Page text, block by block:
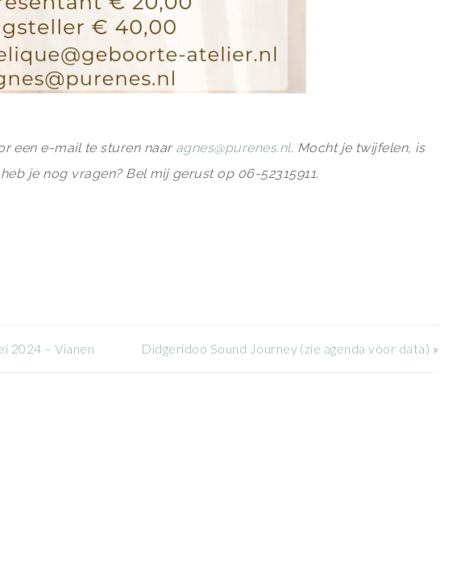
een e-mail te sturen naar agnes@purenes.nl. Mocht je twijfelen, is
je nog vragen? Bel mij gerust op 06-52315911.
2024 – Vianen Didgeridoo Sound Journey (zie agenda voor data) »